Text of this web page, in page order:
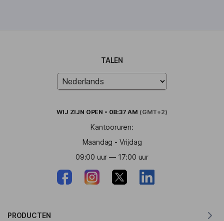
TALEN
WIJ ZIJN OPEN • 08:37 AM (GMT+2)
Kantooruren:
Maandag - Vrijdag
09:00 uur — 17:00 uur
PRODUCTEN